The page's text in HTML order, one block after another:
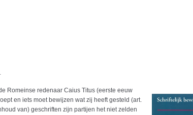
.
Romeinse redenaar Caius Titus (eerste eeuw
en iets moet bewijzen wat zij heeft gesteld (art.
van) geschriften zijn partijen het niet zelden